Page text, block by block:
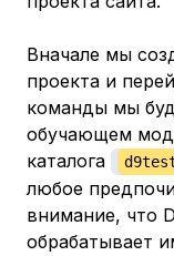
Вначале мы
проекта и
команды мы
обучающем
каталога
любое
внимание, что
обрабатывает